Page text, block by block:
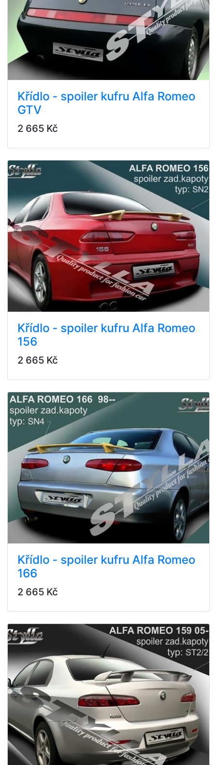
Křídlo - spoiler kufru Alfa Romeo
GTV
2 665 Kč
Křídlo - spoiler kufru Alfa Romeo
156
2 665 Kč
Křídlo - spoiler kufru Alfa Romeo
166
2 665 Kč